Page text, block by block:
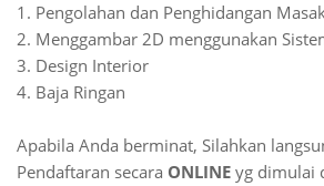
1. Pengolahan dan Penghidangan
2. Menggambar 2D menggunakan
3. Design Interior
4. Baja Ringan
Apabila Anda berminat, Silahkan
Pendaftaran secara ONLINE yg dimulai